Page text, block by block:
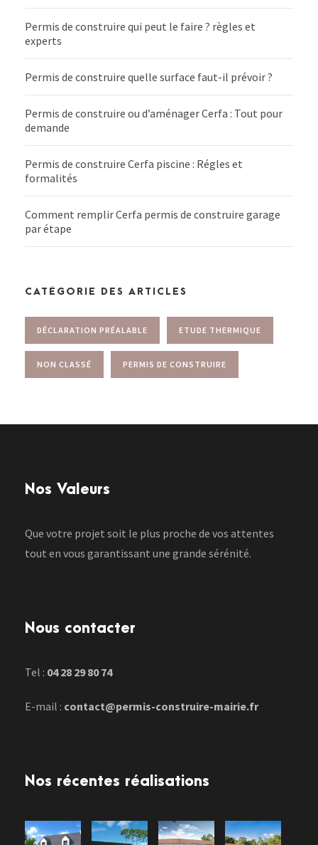
Permis de construire qui peut le faire ? règles et
experts
Permis de construire quelle surface faut-il prévoir ?
Permis de construire ou d’aménager Cerfa : Tout pour
demande
Permis de construire Cerfa piscine : Régles et
formalités
Comment remplir Cerfa permis de construire garage
par étape
CATÉGORIE DES ARTICLES
DÉCLARATION PRÉALABLE ETUDE THERMIQUE
NON CLASSÉ PERMIS DE CONSTRUIRE
Nos Valeurs
Que votre projet soit le plus proche de vos attentes
tout en vous garantissant une grande sérénité.
Nous contacter
Tel : 04 28 29 80 74
E-mail : contact@permis-construire-mairie.fr
Nos récentes réalisations